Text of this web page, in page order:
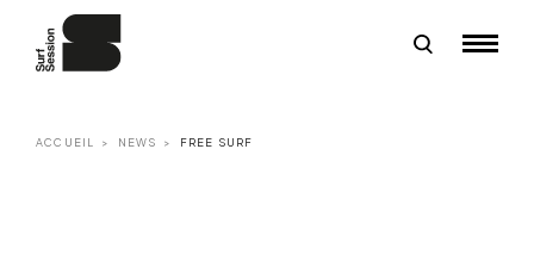
ACCUEIL NEWS FREE SURF